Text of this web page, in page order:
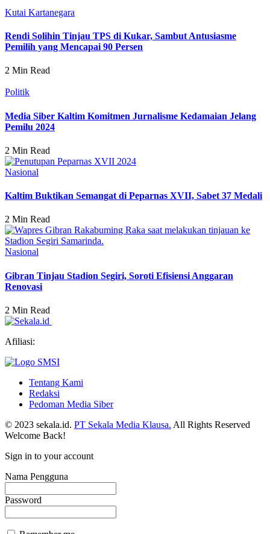
Kutai Kartanegara
Rendi Solihin Tinjau TPS di Kukar, Sambut Antusiasme
Pemilih yang Mencapai 90 Persen
2 Min Read
Politik
Media Siber Kaltim Komitmen Jurnalisme Kedamaian Jelang
Pemilu 2024
2 Min Read
Nasional
Kaltim Buktikan Semangat di Peparnas XVII, Sabet 37 Medali
2 Min Read
Nasional
Gibran Tinjau Stadion Segiri, Soroti Efisiensi Anggaran
Renovasi
2 Min Read
Afiliasi:
Tentang Kami
Redaksi
Pedoman Media Siber
© 2023 sekala.id. PT Sekala Media Klausa. All Rights Reserved
Welcome Back!
Sign in to your account
Nama Pengguna
Password